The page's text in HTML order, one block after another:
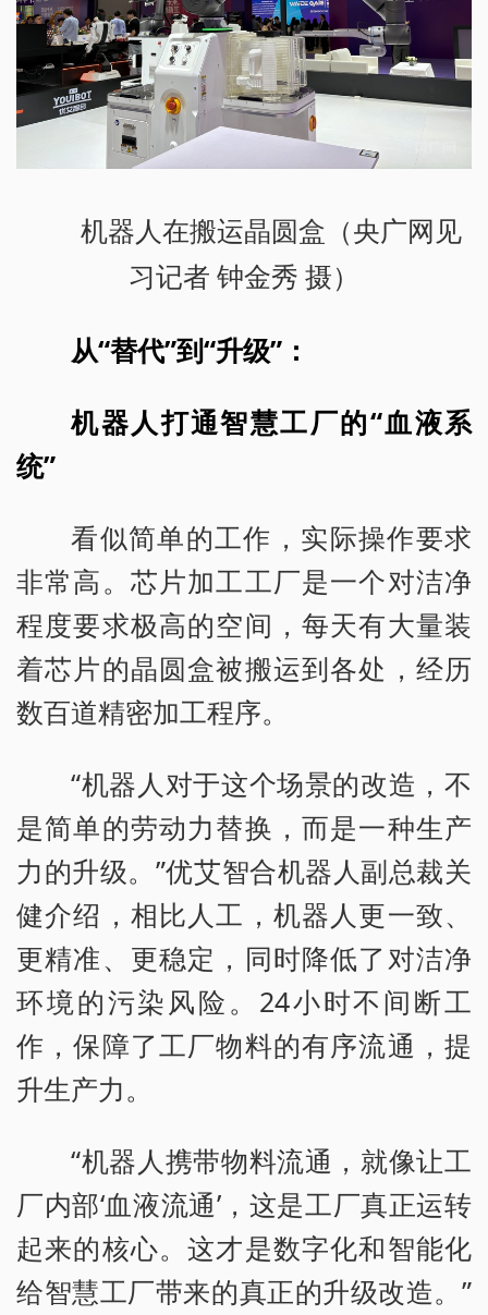
机器人在搬运晶圆盒（央广网见
习记者 钟金秀 摄）
从“替代”到“升级”：
机器人打通智慧工厂的“血液系
统”
看似简单的工作，实际操作要求
非常高。芯片加工工厂是一个对洁净
程度要求极高的空间，每天有大量装
着芯片的晶圆盒被搬运到各处，经历
数百道精密加工程序。
“机器人对于这个场景的改造，不
是简单的劳动力替换，而是一种生产
力的升级。”优艾智合机器人副总裁关
健介绍，相比人工，机器人更一致、
更精准、更稳定，同时降低了对洁净
环境的污染风险。24小时不间断工
作，保障了工厂物料的有序流通，提
升生产力。
“机器人携带物料流通，就像让工
厂内部‘血液流通’，这是工厂真正运转
起来的核心。这才是数字化和智能化
给智慧工厂带来的真正的升级改造。”